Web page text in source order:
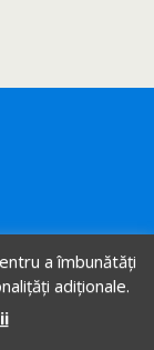
a îmbunătăți
adiționale.